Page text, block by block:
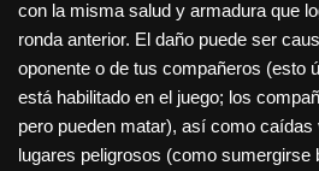
con la misma salud y armadura que
ronda anterior. El daño puede ser
oponente o de tus compañeros (esto
está habilitado en el juego; los
pero pueden matar), así como
lugares peligrosos (como sumergirse